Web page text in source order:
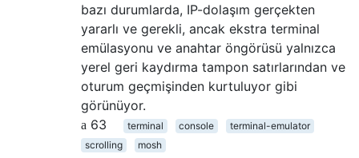
bazı durumlarda, IP-dolaşım gerçekten
yararlı ve gerekli, ancak ekstra terminal
emülasyonu ve anahtar öngörüsü yalnızca
yerel geri kaydırma tampon satırlarından ve
oturum geçmişinden kurtuluyor gibi
görünüyor.
63
terminal console
terminal-emulator
scrolling
mosh